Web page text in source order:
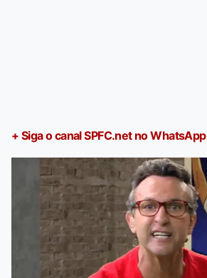
+ Siga o canal SPFC.net no WhatsApp